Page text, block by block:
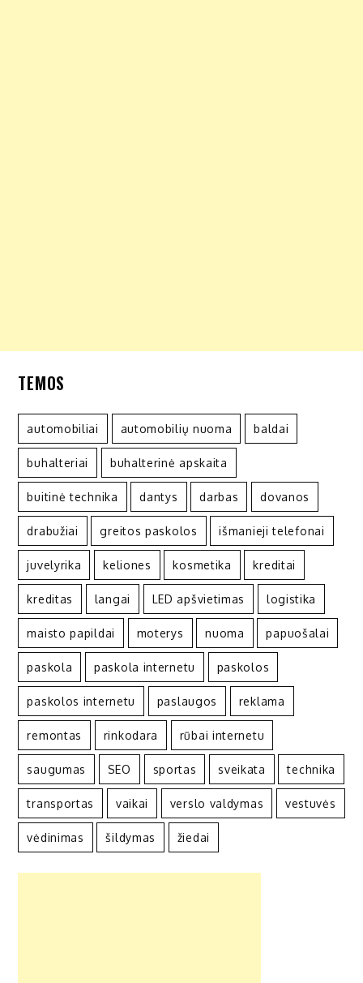
TEMOS
automobiliai automobilių nuoma baldai
buhalteriai buhalterinė apskaita
buitinė technika dantys darbas dovanos
drabužiai greitos paskolos išmanieji telefonai
juvelyrika keliones kosmetika kreditai
kreditas langai LED apšvietimas logistika
maisto papildai moterys nuoma papuošalai
paskola paskola internetu paskolos
paskolos internetu paslaugos reklama
remontas rinkodara rūbai internetu
saugumas SEO sportas sveikata technika
transportas vaikai verslo valdymas vestuvės
vėdinimas šildymas žiedai